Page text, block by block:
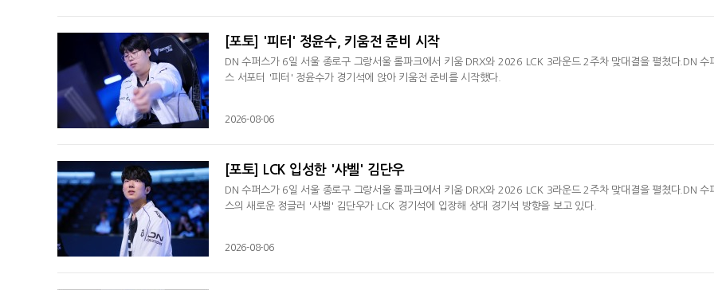
[포토] '피터' 정윤수, 키움전 준비 시작
DN 수퍼스가 6일 서울 종로구 그랑서울 롤파크에서 키움 DRX와 2026 LCK 3라운드 2주차 맞대결을 펼쳤다.DN 수
스 서포터 '피터' 정윤수가 경기석에 앉아 키움전 준비를 시작했다.
2026-08-06
[포토] LCK 입성한 '샤벨' 김단우
DN 수퍼스가 6일 서울 종로구 그랑서울 롤파크에서 키움 DRX와 2026 LCK 3라운드 2주차 맞대결을 펼쳤다.DN 수
스의 새로운 정글러 '샤벨' 김단우가 LCK 경기석에 입장해 상대 경기석 방향을 보고 있다.
2026-08-06